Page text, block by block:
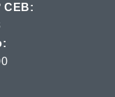
CEB: